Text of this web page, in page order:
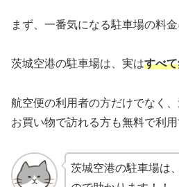
まず、一番気になる駐車場の料
茨城空港の駐車場は、実はすべて
航空便の利用者の方だけでなく、
お買い物で訪れる方も無料で利用
茨城空港の駐車場は、